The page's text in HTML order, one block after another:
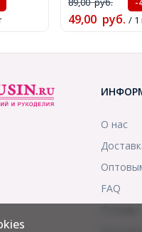
Отверстие
(УТ000005713)
49,00 руб. / 1
О нас
FAQ